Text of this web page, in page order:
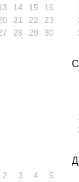
14 15
16
21 22
23
28 29
30
2 3 4
5